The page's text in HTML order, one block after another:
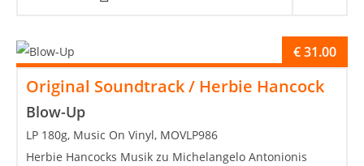
Original Soundtrack / Herbie Hancock
Blow-Up
€31.00
LP 180g, Music On Vinyl, MOVLP986
Herbie Hancocks Musik zu Michelangelo Antonionis